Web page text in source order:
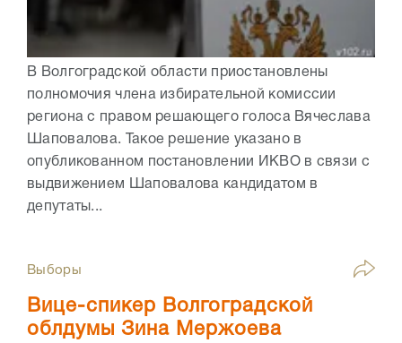
В Волгоградской области приостановлены
полномочия члена избирательной комиссии
региона с правом решающего голоса Вячеслава
Шаповалова. Такое решение указано в
опубликованном постановлении ИКВО в связи с
выдвижением Шаповалова кандидатом в
депутаты...
Выборы
Вице-спикер Волгоградской
облдумы Зина Мержоева